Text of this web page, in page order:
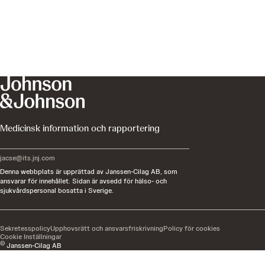
Medicinsk information och rapportering
jacse@its.jnj.com
Denna webbplats är upprättad av Janssen-Cilag AB, som
ansvarar för innehållet. Sidan är avsedd för hälso- och
sjukvårdspersonal bosatta i Sverige.
© Janssen-Cilag AB
SekretesspolicyUpphovsrätt och ansvarsfriskrivningPolicy för cookies
Cookie Inställningar